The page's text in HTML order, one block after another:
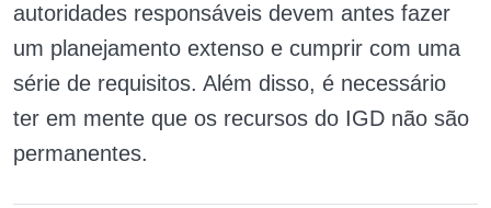
autoridades responsáveis devem antes fazer
um planejamento extenso e cumprir com uma
série de requisitos. Além disso, é necessário
ter em mente que os recursos do IGD não são
permanentes.